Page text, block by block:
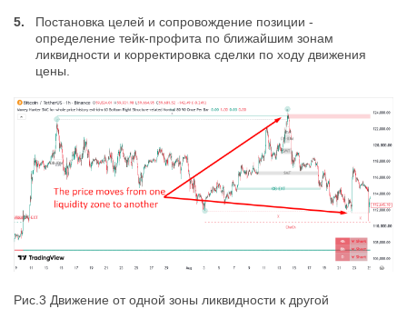
Постановка целей и сопровождение позиции -
определение тейк-профита по ближайшим зонам
ликвидности и корректировка сделки по ходу движения
цены.
Рис.3 Движение от одной зоны ликвидности к другой